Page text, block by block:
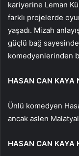
kariyerine Leman
farklı projelerde
yaşadı. Mizah
güçlü bağ
komedyenlerinden
HASAN CAN KAYA
Ünlü komedyen
ancak aslen
HASAN CAN KAYA